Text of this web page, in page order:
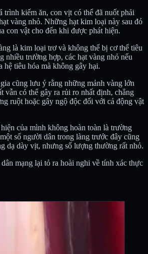
trình kiếm ăn, con vịt có thể đã nuốt phải
vàng nhỏ. Những hạt kim loại này sau đó
con vật cho đến khi được phát hiện.
là kim loại trơ và không thể bị cơ thể tiêu
nhiều trường hợp, các hạt vàng nhỏ nếu
hệ tiêu hóa mà không gây hại.
cũng lưu ý rằng những mảnh vàng lớn
vẫn có thể gây ra rủi ro nhất định, chẳng
ruột hoặc gây ngộ độc đối với cả động vật
của mình không hoàn toàn là trường
số người dân trong làng trước đây cũng
dạ dày vịt, nhưng số lượng thường rất nhỏ.
mạng lại tỏ ra hoài nghi về tính xác thực